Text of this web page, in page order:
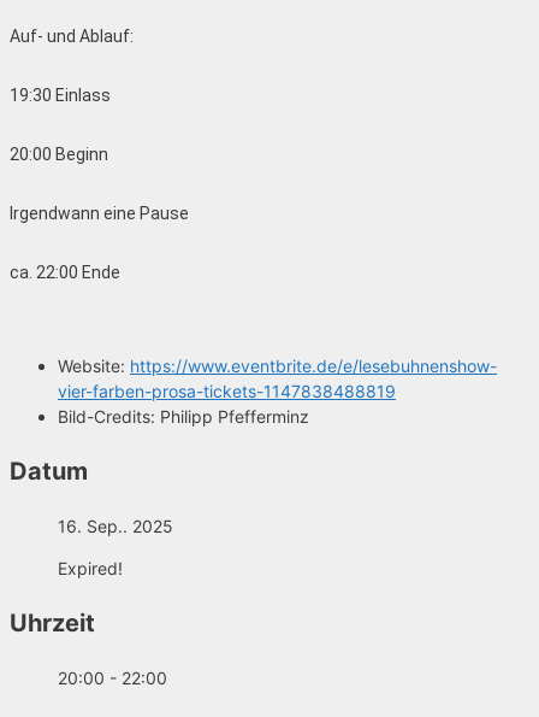
Auf- und Ablauf:
19:30 Einlass
20:00 Beginn
Irgendwann eine Pause
ca. 22:00 Ende
Website: https://www.eventbrite.de/e/lesebuhnenshow-
vier-farben-prosa-tickets-1147838488819
Bild-Credits: Philipp Pfefferminz
Datum
16. Sep.. 2025
Expired!
Uhrzeit
20:00 - 22:00